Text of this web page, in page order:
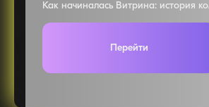
Как начиналась Витрина: история
Перейти